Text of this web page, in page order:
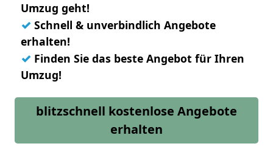
Umzug geht!
✓ Schnell & unverbindlich Angebote
erhalten!
✓ Finden Sie das beste Angebot für Ihren
Umzug!
blitzschnell kostenlose Angebote
erhalten